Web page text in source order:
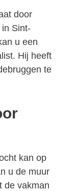
door
Sint-
u een
Hij heeft
te
kan op
u de muur
de vakman